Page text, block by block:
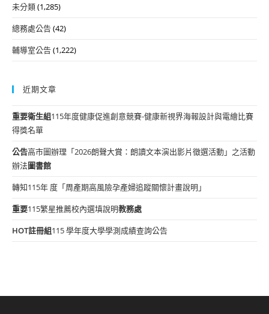
未分類(1,285)
總務處公告(42)
輔導室公告(1,222)
近期文章
重要衛生組115年度健康促進創意競賽-健康新視界海報設計與電繪比賽
得獎名單
公告高市圖辦理「2026朗聲大賞：朗讀文本演出影片徵選活動」之活動
辦法圖書館
轉知115年 度「周產期高風險孕產婦追蹤關懷計畫說明」
重要115繁星推薦校內選填說明教務處
HOT註冊組115 學年度大學學測成績查詢公告